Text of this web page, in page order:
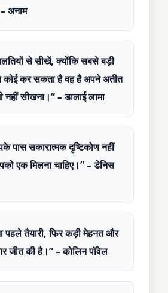
अनाम
से सीखें, क्योंकि सबसे बड़ी
कोई कर सकता है वह है अपने अतीत
सीखना।” – डालाई लामा
पास सकारात्मक दृष्टिकोण नहीं
एक मिलना चाहिए।” – डेनिस
पहले तैयारी, फिर कड़ी मेहनत और
जीत की है।” – कोलिन पॉवेल